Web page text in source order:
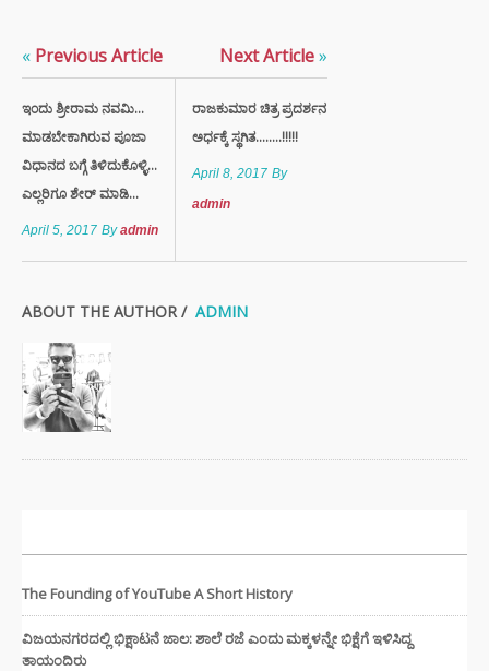
« Previous Article
ಇಂದು ಶ್ರೀರಾಮ ನವಮಿ…
ಮಾಡಬೇಕಾಗಿರುವ ಪೂಜಾ
ವಿಧಾನದ ಬಗ್ಗೆ ತಿಳಿದುಕೊಳ್ಳಿ…
ಎಲ್ಲರಿಗೂ ಶೇರ್ ಮಾಡಿ...
April 5, 2017 Byadmin
Next Article»
ರಾಜಕುಮಾರ ಚಿತ್ರ ಪ್ರದರ್ಶನ
ಅರ್ಧಕ್ಕೆ ಸ್ಥಗಿತ........!!!!!
April 8, 2017 By
admin
ABOUT THE AUTHOR / ADMIN
The Founding of YouTube A Short History
ವಿಜಯನಗರದಲ್ಲಿ ಭಿಕ್ಷಾಟನೆ ಜಾಲ: ಶಾಲೆ ರಜೆ ಎಂದು ಮಕ್ಕಳನ್ನೇ ಭಿಕ್ಷೆಗೆ ಇಳಿಸಿದ್ದ
ತಾಯಂದಿರು